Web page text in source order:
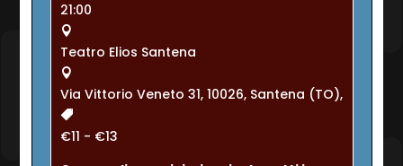
21:00
Teatro Elios Santena
Via Vittorio Veneto 31, 10026, Santena (TO),
€11 - €13